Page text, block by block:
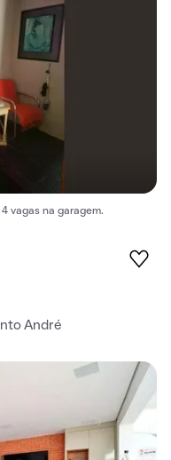
vagas na garagem.
André